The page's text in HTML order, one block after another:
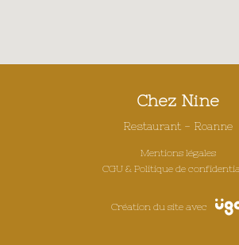
Chez Nine
Restaurant - Roanne
Mentions légales
CGU & Politique de
Création du site avec